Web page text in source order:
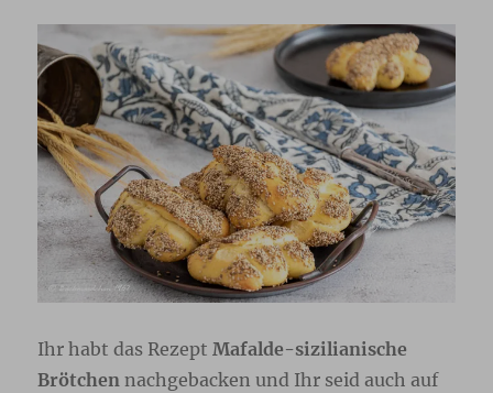
Ihr habt das RezeptMafalde-sizilianische
Brötchen nachgebacken und Ihr seid auch auf